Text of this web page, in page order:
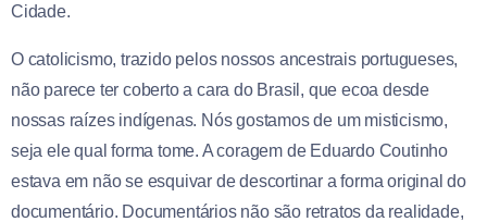
Cidade.
O catolicismo, trazido pelos nossos ancestrais portugueses,
não parece ter coberto a cara do Brasil, que ecoa desde
nossas raízes indígenas. Nós gostamos de um misticismo,
seja ele qual forma tome. A coragem de Eduardo Coutinho
estava em não se esquivar de descortinar a forma original do
documentário. Documentários não são retratos da realidade,